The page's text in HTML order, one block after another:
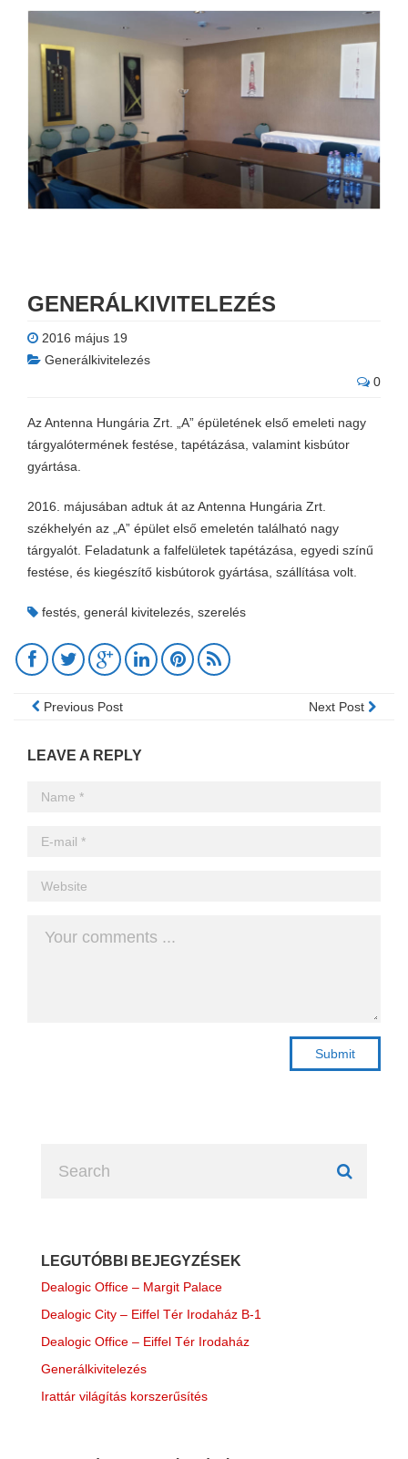
GENERÁLKIVITELEZÉS
2016 május 19
Generálkivitelezés
0
Az Antenna Hungária Zrt. „A” épületének első emeleti nagy
tárgyalótermének festése, tapétázása, valamint kisbútor
gyártása.
2016. májusában adtuk át az Antenna Hungária Zrt.
székhelyén az „A” épület első emeletén található nagy
tárgyalót. Feladatunk a falfelületek tapétázása, egyedi színű
festése, és kiegészítő kisbútorok gyártása, szállítása volt.
festés generál kivitelezés szerelés
Previous Post Next Post
LEAVE A REPLY
Submit
LEGUTÓBBI BEJEGYZÉSEK
Dealogic Office – Margit Palace
Dealogic City – Eiffel Tér Irodaház B-1
Dealogic Office – Eiffel Tér Irodaház
Generálkivitelezés
Irattár világítás korszerűsítés